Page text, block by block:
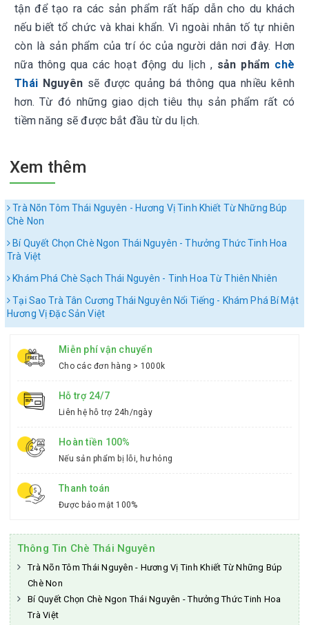
tận để tạo ra các sản phẩm rất hấp dẫn cho du khách
nếu biết tổ chức và khai khẩn. Vì ngoài nhân tố tự nhiên
còn là sản phẩm của trí óc của người dân nơi đây. Hơn
nữa thông qua các hoạt động du lịch , sản phẩm chè
Thái Nguyên sẽ được quảng bá thông qua nhiều kênh
hơn. Từ đó những giao dịch tiêu thụ sản phẩm rất có
tiềm năng sẽ được bắt đầu từ du lịch.
Xem thêm
Trà Nõn Tôm Thái Nguyên - Hương Vị Tinh Khiết Từ Những Búp
Chè Non
Bí Quyết Chọn Chè Ngon Thái Nguyên - Thưởng Thức Tinh Hoa
Trà Việt
Khám Phá Chè Sạch Thái Nguyên - Tinh Hoa Từ Thiên Nhiên
Tại Sao Trà Tân Cương Thái Nguyên Nổi Tiếng - Khám Phá Bí Mật
Hương Vị Đặc Sản Việt
Miễn phí vận chuyển
Cho các đơn hàng > 1000k
Hỗ trợ 24/7
Liên hệ hỗ trợ 24h/ngày
Hoàn tiền 100%
Nếu sản phẩm bị lỗi, hư hỏng
Thanh toán
Được bảo mật 100%
Thông Tin Chè Thái Nguyên
Trà Nõn Tôm Thái Nguyên - Hương Vị Tinh Khiết Từ Những Búp
Chè Non
Bí Quyết Chọn Chè Ngon Thái Nguyên - Thưởng Thức Tinh Hoa
Trà Việt